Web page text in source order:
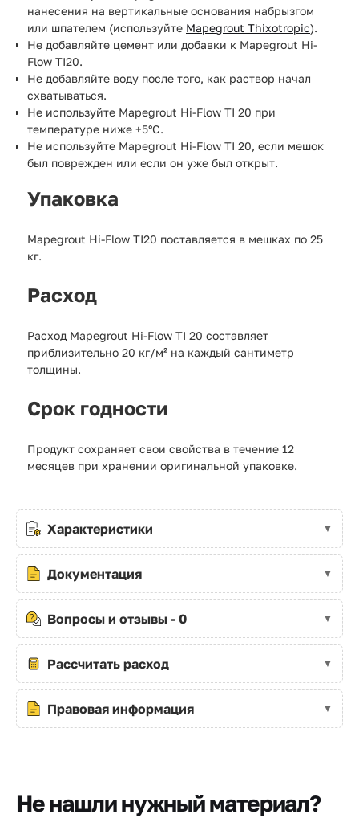
нанесения на вертикальные основания набрызгом
или шпателем (используйте Mapegrout Thixotropic).
Не добавляйте цемент или добавки к Mapegrout Hi-
Flow TI20.
Не добавляйте воду после того, как раствор начал
схватываться.
Не используйте Mapegrout Hi-Flow TI 20 при
температуре ниже +5°C.
Не используйте Mapegrout Hi-Flow TI 20, если мешок
был поврежден или если он уже был открыт.
Упаковка
Mapegrout Hi-Flow TI20 поставляется в мешках по 25
кг.
Расход
Расход Mapegrout Hi-Flow TI 20 составляет
приблизительно 20 кг/м² на каждый сантиметр
толщины.
Срок годности
Продукт сохраняет свои свойства в течение 12
месяцев при хранении оригинальной упаковке.
Характеристики
Документация
Вопросы и отзывы - 0
Рассчитать расход
Правовая информация
Не нашли нужный материал?